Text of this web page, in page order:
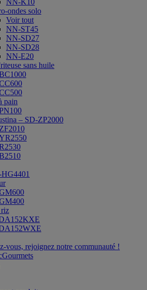
NN-K10
ondes solo
Voir tout
NN-ST45
NN-SD27
NN-SD28
NN-E20
sans huile
pain
– SD-ZP2000
riz
vous, rejoignez notre communauté !